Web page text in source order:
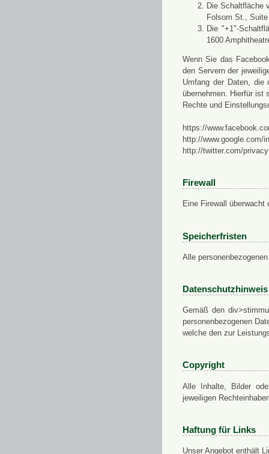
Die Schaltfläche
Folsom St.,
Die "+1"-
1600
Wenn Sie das
den Servern der
Umfang der Daten, die
übernehmen. Hierfür ist
Rechte und
https://
http://www.google.com/
http://twitter.com/privacy
Firewall
Eine Firewall
Speicherfristen
Alle
Datenschutzhinweis
Gemäß den
personenbezogenen
welche den zur
Copyright
Alle Inhalte, Bilder
jeweiligen
Haftung für Links
Unser Angebot enthält